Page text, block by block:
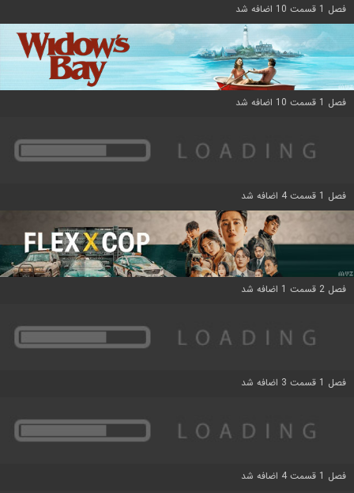
فصل 1 قسمت 10 اضافه شد
فصل 1 قسمت 10 اضافه شد
فصل 1 قسمت 4 اضافه شد
فصل 2 قسمت 1 اضافه شد
فصل 1 قسمت 3 اضافه شد
فصل 1 قسمت 4 اضافه شد